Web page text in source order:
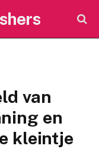
van
en
kleintje